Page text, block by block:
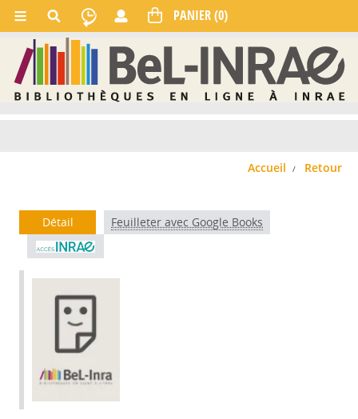
Accueil Retour
Détail Feuilleter avec Google Books